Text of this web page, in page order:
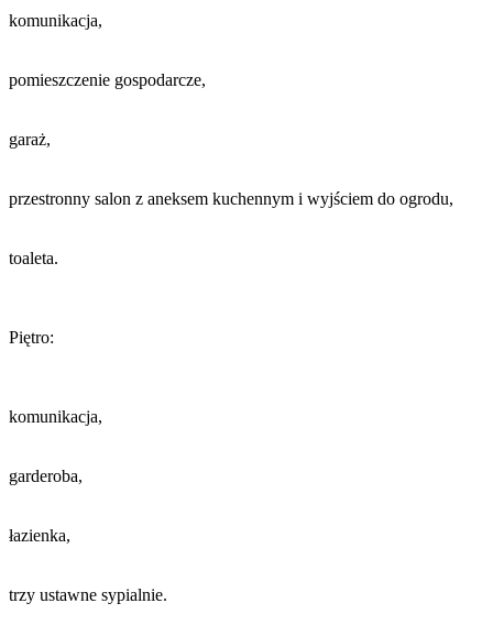
komunikacja,
pomieszczenie gospodarcze,
garaż,
przestronny salon z aneksem kuchennym i wyjściem do ogrodu,
toaleta.
Piętro:
komunikacja,
garderoba,
łazienka,
trzy ustawne sypialnie.